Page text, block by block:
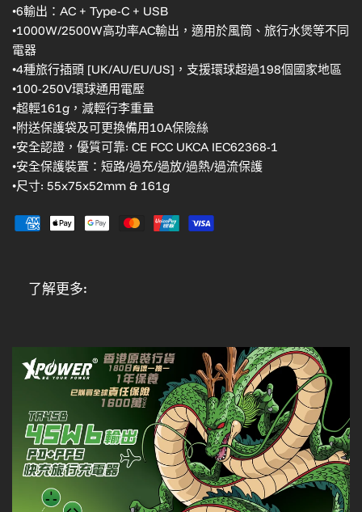
•6輸出：AC + Type-C + USB
•1000W/2500W高功率AC輸出，適用於風筒、旅行水煲等不同
電器
•4種旅行插頭 [UK/AU/EU/US]，支援環球超過198個國家地區
•100-250V環球通用電壓
•超輕161g，減輕行李重量
•附送保護袋及可更換備用10A保險絲
•安全認證，優質可靠: CE FCC UKCA IEC62368-1
•安全保護裝置：短路/過充/過放/過熱/過流保護
•尺寸: 55x75x52mm & 161g
了解更多: